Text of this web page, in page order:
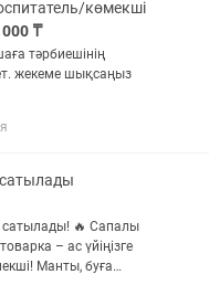
көмекші
000 ₸
тәрбиешінің
жекеме шықсаңыз
🔥 Сапалы
– ас үйіңізге
Манты, буға